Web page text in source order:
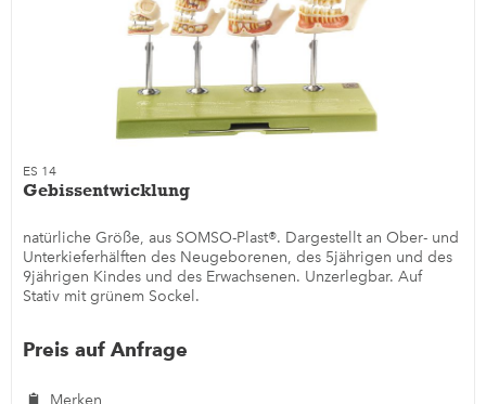
ES 14
Gebissentwicklung
natürliche Größe, aus SOMSO-Plast®. Dargestellt an Ober- und
Unterkieferhälften des Neugeborenen, des 5jährigen und des
9jährigen Kindes und des Erwachsenen. Unzerlegbar. Auf
Stativ mit grünem Sockel.
Preis auf Anfrage
Merken